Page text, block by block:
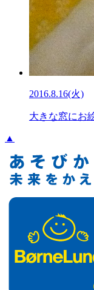
2016.8.16(火)
大きな窓にお
▲